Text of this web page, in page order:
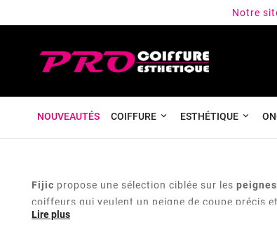
Notre
NOUVEAUTÉS COIFFURE ESTHÉTIQUE
Fijic propose une sélection ciblée sur les
coiffeurs qui veulent un peigne de coupe précis